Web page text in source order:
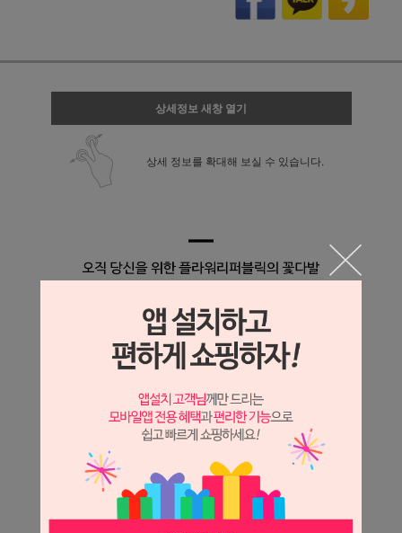
상세정보 새창 열기
상세 정보를 확대해 보실 수 있습니다.